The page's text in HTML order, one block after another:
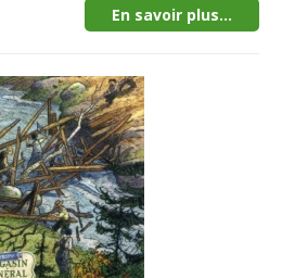
En savoir plus...